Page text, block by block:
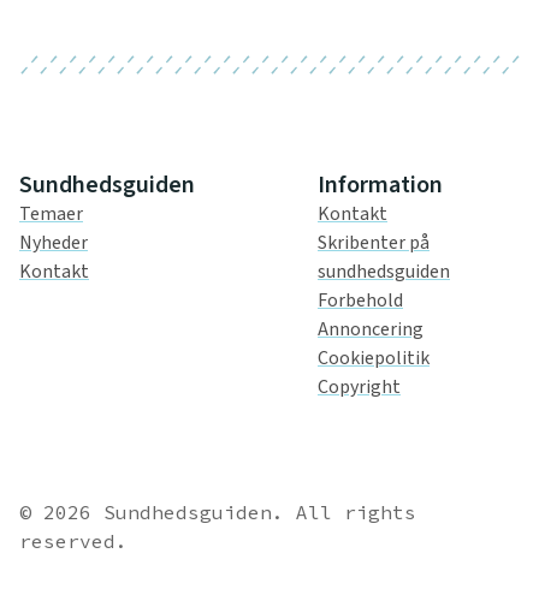
Sundhedsguiden
Temaer
Nyheder
Kontakt
Information
Kontakt
Skribenter på
sundhedsguiden
Forbehold
Annoncering
Cookiepolitik
Copyright
© 2026 Sundhedsguiden. All rights
reserved.